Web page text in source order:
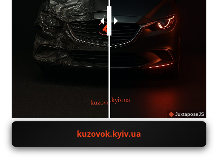
JuxtaposeJS
kuzovok.kyiv.ua